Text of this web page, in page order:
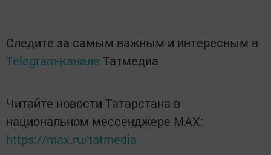
Следите за самым важным и интересным в
Telegram-канале Татмедиа
Читайте новости Татарстана в
национальном мессенджере MАХ:
https://max.ru/tatmedia